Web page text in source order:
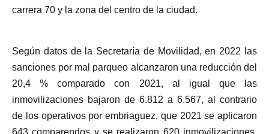
carrera 70 y la zona del centro de la ciudad.
Según datos de la Secretaría de Movilidad, en 2022 las
sanciones por mal parqueo alcanzaron una reducción del
20,4 % comparado con 2021, al igual que las
inmovilizaciones bajaron de 6.812 a 6.567, al contrario
de los operativos por embriaguez, que 2021 se aplicaron
643 comparendos y se realizaron 620 inmovilizaciones,